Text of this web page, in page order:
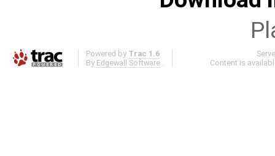
Powered by Trac 1.6
By Edgewall Software
Content is